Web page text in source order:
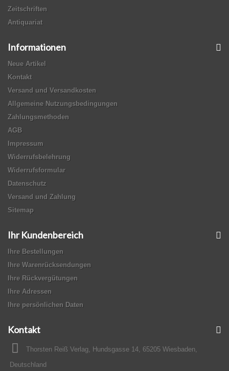
Zeitschriften
Antiquariat
Informationen
Neue Artikel
Kontakt
Versand und Versandkosten
Allgemeine Nutzungsbedingungen
Zahlungsmethoden
AGB
Impressum
Widerrufsbelehrung
Widerrufsformular
Datenschutz
Versand und Zahlung
Sitemap
Ihr Kundenbereich
Ihre Bestellungen
Ihre Warenrücksendungen
Ihre Rückvergütungen
Ihre Adressen
Ihre persönlichen Daten
Kontakt
Thorsten Reiß Verlag, Hundsgasse 14, 65205 Wiesbaden,
Deutschland